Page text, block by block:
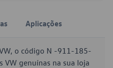
Aplicações
o código N -911-185-
VW genuínas na sua loja